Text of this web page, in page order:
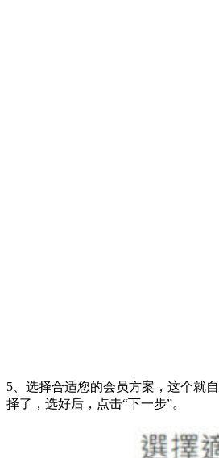
5、选择合适您的会员方案，这个就
择了，选好后，点击“下一步”。